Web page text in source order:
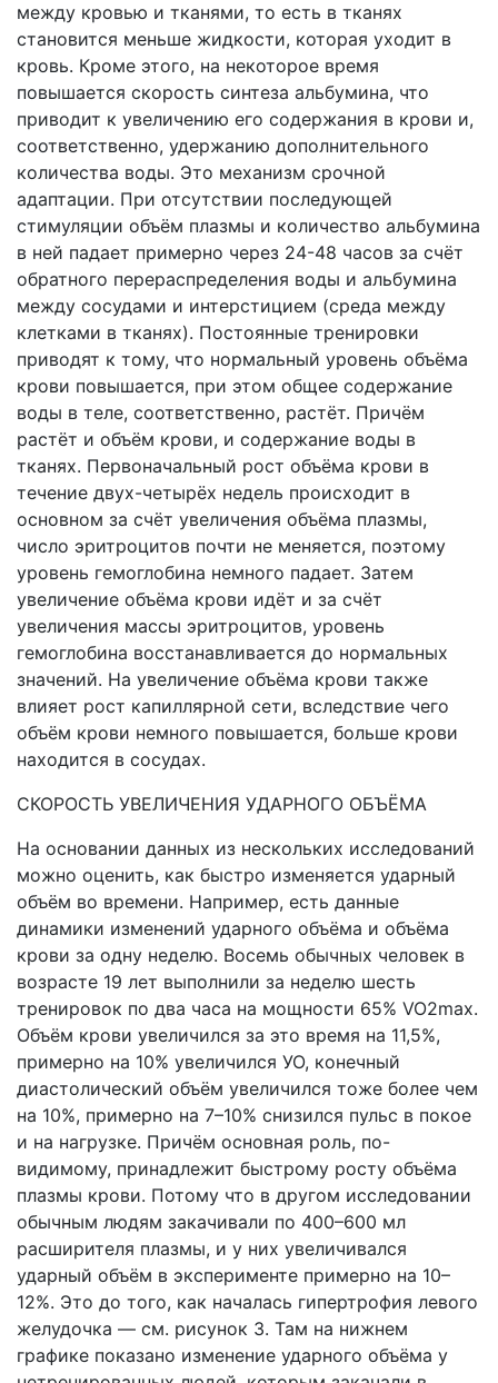
между кровью и тканями, то есть в тканях
становится меньше жидкости, которая уходит в
кровь. Кроме этого, на некоторое время
повышается скорость синтеза альбумина, что
приводит к увеличению его содержания в крови и,
соответственно, удержанию дополнительного
количества воды. Это механизм срочной
адаптации. При отсутствии последующей
стимуляции объём плазмы и количество альбумина
в ней падает примерно через 24-48 часов за счёт
обратного перераспределения воды и альбумина
между сосудами и интерстицием (среда между
клетками в тканях). Постоянные тренировки
приводят к тому, что нормальный уровень объёма
крови повышается, при этом общее содержание
воды в теле, соответственно, растёт. Причём
растёт и объём крови, и содержание воды в
тканях. Первоначальный рост объёма крови в
течение двух-четырёх недель происходит в
основном за счёт увеличения объёма плазмы,
число эритроцитов почти не меняется, поэтому
уровень гемоглобина немного падает. Затем
увеличение объёма крови идёт и за счёт
увеличения массы эритроцитов, уровень
гемоглобина восстанавливается до нормальных
значений. На увеличение объёма крови также
влияет рост капиллярной сети, вследствие чего
объём крови немного повышается, больше крови
находится в сосудах.
СКОРОСТЬ УВЕЛИЧЕНИЯ УДАРНОГО ОБЪЁМА
На основании данных из нескольких исследований
можно оценить, как быстро изменяется ударный
объём во времени. Например, есть данные
динамики изменений ударного объёма и объёма
крови за одну неделю. Восемь обычных человек в
возрасте 19 лет выполнили за неделю шесть
тренировок по два часа на мощности 65% VO2max.
Объём крови увеличился за это время на 11,5%,
примерно на 10% увеличился УО, конечный
диастолический объём увеличился тоже более чем
на 10%, примерно на 7–10% снизился пульс в покое
и на нагрузке. Причём основная роль, по-
видимому, принадлежит быстрому росту объёма
плазмы крови. Потому что в другом исследовании
обычным людям закачивали по 400–600 мл
расширителя плазмы, и у них увеличивался
ударный объём в эксперименте примерно на 10–
12%. Это до того, как началась гипертрофия левого
желудочка — см. рисунок 3. Там на нижнем
графике показано изменение ударного объёма у